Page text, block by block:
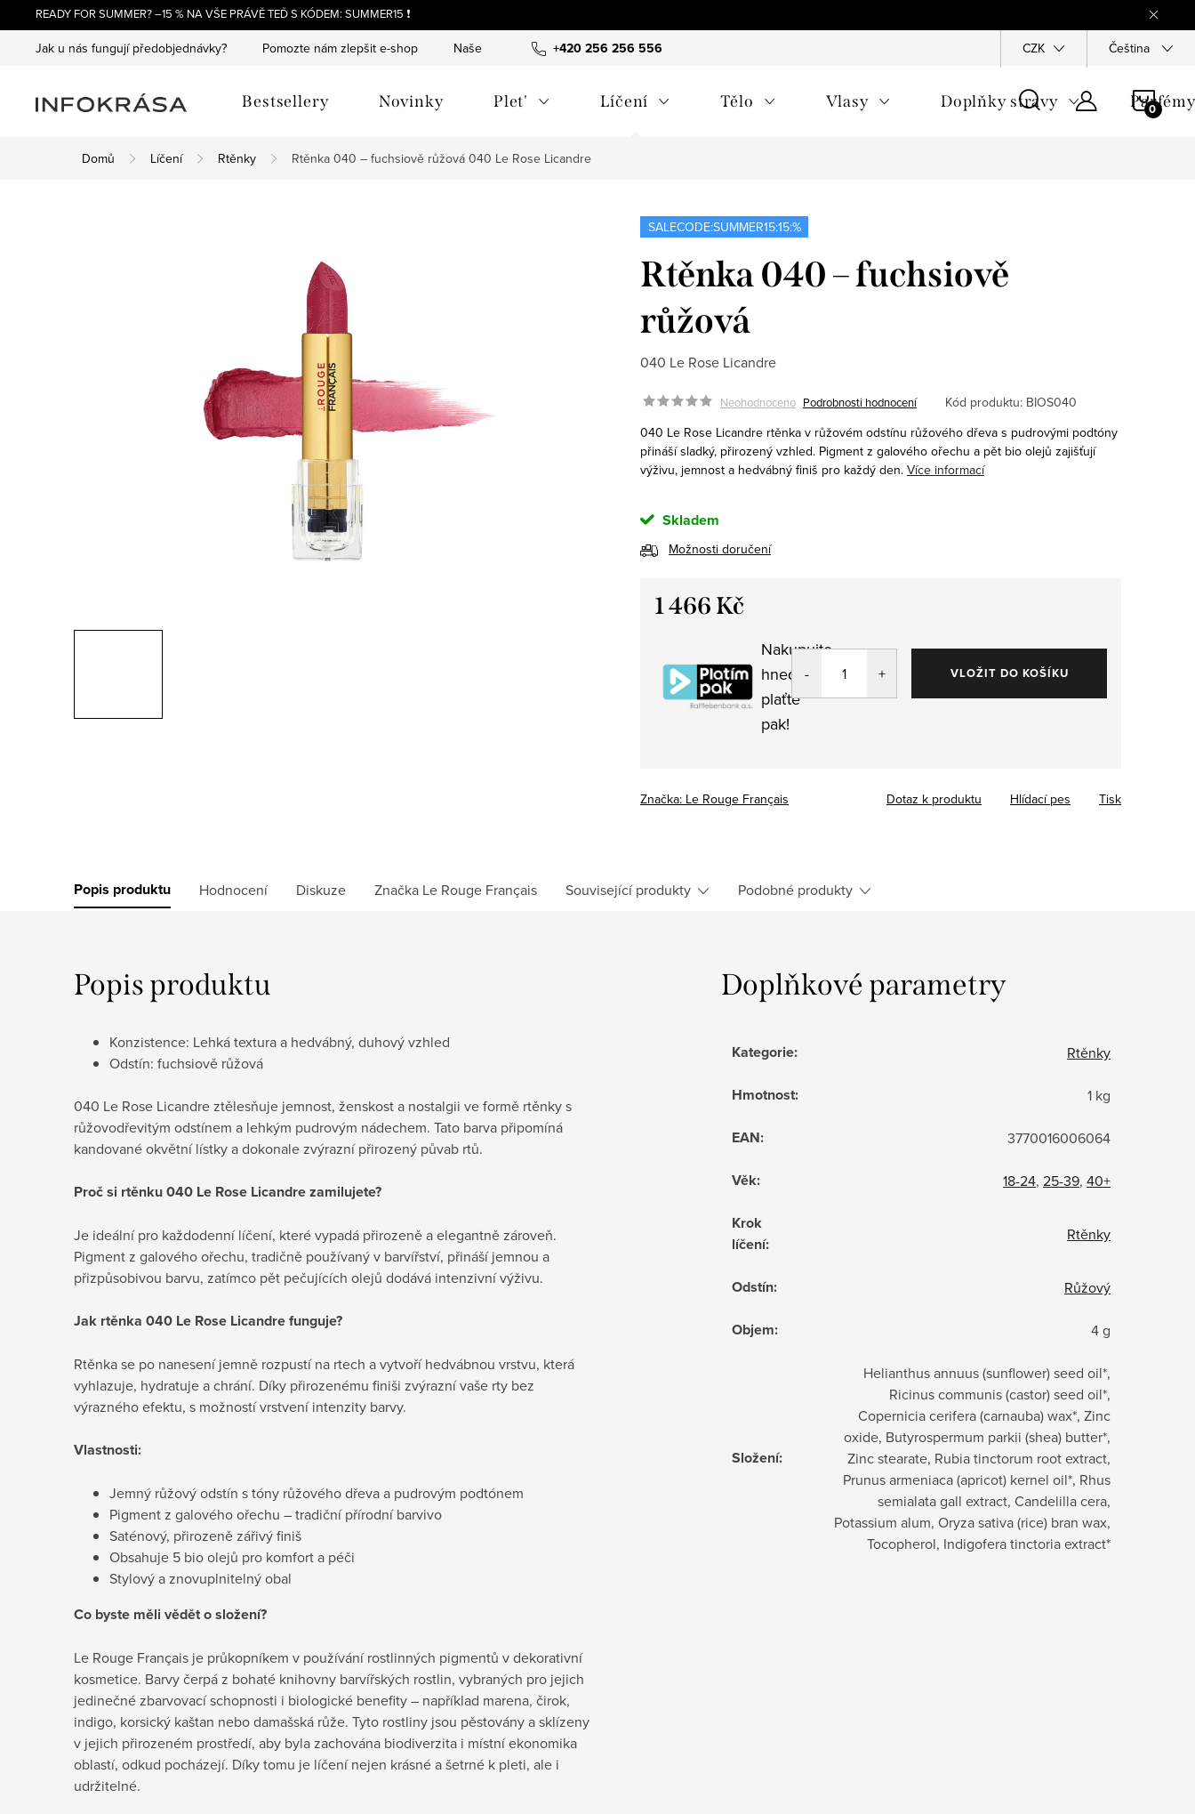
na
obsah
READY FOR SUMMER? –15 % NA VŠE PRÁVĚ TEĎ S KÓDEM: SUMMER15 ❗
+420 256 256 556
Jak u nás fungují předobjednávky? Pomozte nám zlepšit e-shop Naše tipy a příběhy O nás Ochrana osobních údajů Všeobecné
CZK Čeština
Bestsellery Novinky Plet' Líčení Tělo Vlasy Doplňky stravy Parfémy
Domů Líčení Rtěnky Rtěnka 040 – fuchsiově růžová 040 Le Rose Licandre
SALECODE:SUMMER15:15:%
Rtěnka 040 – fuchsiově
růžová
040 Le Rose Licandre
Neohodnoceno Podrobnosti hodnocení Kód produktu: BIOS040
040 Le Rose Licandre rtěnka v růžovém odstínu růžového dřeva s pudrovými podtóny
přináší sladký, přirozený vzhled. Pigment z galového ořechu a pět bio olejů zajišťují
výživu, jemnost a hedvábný finiš pro každý den. Více informací
Skladem
Možnosti doručení
1 466 Kč
Nakupujte
hned,
plaťte
pak!
VLOŽIT DO KOŠÍKU
Značka: Le Rouge Français Tisk
Dotaz k produktu Hlídací pes
Popis produktu Hodnocení Diskuze Značka Le Rouge Français Související produkty Podobné produkty
Popis produktu
Konzistence: Lehká textura a hedvábný, duhový vzhled
Odstín: fuchsiově růžová
040 Le Rose Licandre ztělesňuje jemnost, ženskost a nostalgii ve formě rtěnky s
růžovodřevitým odstínem a lehkým pudrovým nádechem. Tato barva připomíná
kandované okvětní lístky a dokonale zvýrazní přirozený půvab rtů.
Proč si rtěnku 040 Le Rose Licandre zamilujete?
Je ideální pro každodenní líčení, které vypadá přirozeně a elegantně zároveň.
Pigment z galového ořechu, tradičně používaný v barvířství, přináší jemnou a
přizpůsobivou barvu, zatímco pět pečujících olejů dodává intenzivní výživu.
Jak rtěnka 040 Le Rose Licandre funguje?
Rtěnka se po nanesení jemně rozpustí na rtech a vytvoří hedvábnou vrstvu, která
vyhlazuje, hydratuje a chrání. Díky přirozenému finiši zvýrazní vaše rty bez
výrazného efektu, s možností vrstvení intenzity barvy.
Vlastnosti:
Jemný růžový odstín s tóny růžového dřeva a pudrovým podtónem
Pigment z galového ořechu – tradiční přírodní barvivo
Saténový, přirozeně zářivý finiš
Obsahuje 5 bio olejů pro komfort a péči
Stylový a znovuplnitelný obal
Co byste měli vědět o složení?
Le Rouge Français je průkopníkem v používání rostlinných pigmentů v dekorativní
kosmetice. Barvy čerpá z bohaté knihovny barvířských rostlin, vybraných pro jejich
jedinečné zbarvovací schopnosti i biologické benefity – například marena, čirok,
indigo, korsický kaštan nebo damašská růže. Tyto rostliny jsou pěstovány a sklízeny
v jejich přirozeném prostředí, aby byla zachována biodiverzita i místní ekonomika
oblastí, odkud pocházejí. Díky tomu je líčení nejen krásné a šetrné k pleti, ale i
udržitelné.
Doplňkové parametry
Kategorie: Rtěnky
Hmotnost: 1 kg
EAN: 3770016006064
Věk: 18-24, 25-39, 40+
Krok
líčení: Rtěnky
Odstín: Růžový
Objem: 4 g
Složení:
Helianthus annuus (sunflower) seed oil*,
Ricinus communis (castor) seed oil*,
Copernicia cerifera (carnauba) wax*, Zinc
oxide, Butyrospermum parkii (shea) butter*,
Zinc stearate, Rubia tinctorum root extract,
Prunus armeniaca (apricot) kernel oil*, Rhus
semialata gall extract, Candelilla cera,
Potassium alum, Oryza sativa (rice) bran wax,
Tocopherol, Indigofera tinctoria extract*